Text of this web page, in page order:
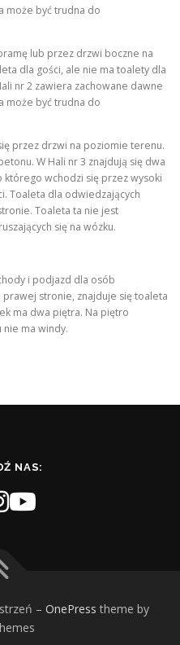
może być trudna do
lub przez drzwi boczne na
dla gości, ale nie ma toalety dla
nr 2 zawiera zachowane dawne
może być trudna do
przez drzwi na poziomie terenu.
W Hali nr 3 znajdują się dwa
wchodzi się przez wysoki
Toaleta dla odwiedzających
Toaleta ta nie jest
się na wózku.
i podjazd dla osób
stronie, znajduje się toaleta
ma dwa piętra. Na piętro
nie ma windy.
NAS:
– OnePress theme by